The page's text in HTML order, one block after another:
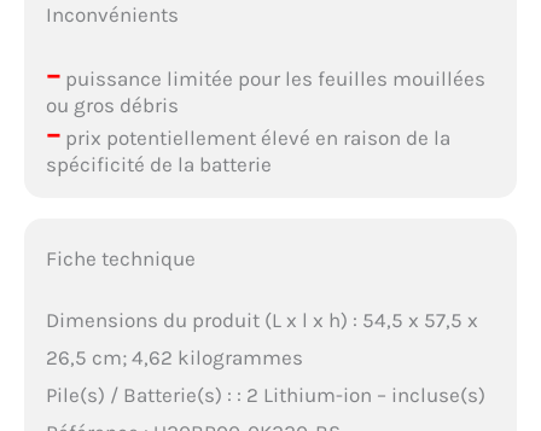
Inconvénients
–puissance limitée pour les feuilles mouillées
ou gros débris
–prix potentiellement élevé en raison de la
spécificité de la batterie
Fiche technique
Dimensions du produit (L x l x h) : 54,5 x 57,5 x
26,5 cm; 4,62 kilogrammes
Pile(s) / Batterie(s) : : 2 Lithium-ion – incluse(s)